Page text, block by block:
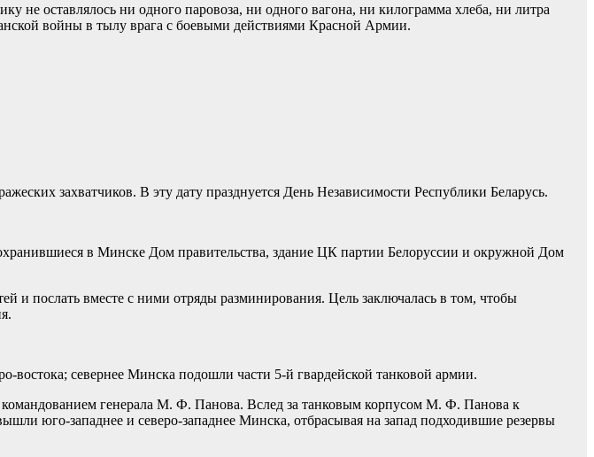
оставлялось ни одного паровоза, ни одного вагона, ни килограмма хлеба, ни литра
войны в тылу врага с боевыми действиями Красной Армии.
захватчиков. В эту дату празднуется День Независимости Республики Беларусь.
в Минске Дом правительства, здание ЦК партии Белоруссии и окружной Дом
и послать вместе с ними отряды разминирования. Цель заключалась в том, чтобы
востока; севернее Минска подошли части 5-й гвардейской танковой армии.
командованием генерала М. Ф. Панова. Вслед за танковым корпусом М. Ф. Панова к
юго-западнее и северо-западнее Минска, отбрасывая на запад подходившие резервы